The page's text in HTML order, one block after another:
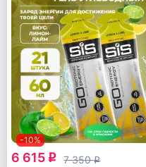
-10%
6 615 q 7 350q